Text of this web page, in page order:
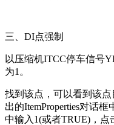
三、DI点强制
以压缩机ITCC停车信号
为1。
找到该点，可以看到该
出的ItemProperties对话
中输入1(或者TRUE)，点